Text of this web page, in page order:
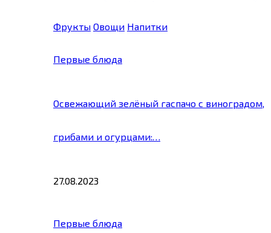
Фрукты Овощи Напитки
Первые блюда
Освежающий зелёный гаспачо с виноградом,
грибами и огурцами:…
27.08.2023
Первые блюда